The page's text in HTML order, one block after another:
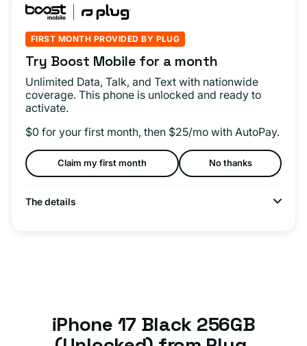
FIRST MONTH PROVIDED BY PLUG
Try Boost Mobile for a month
Unlimited Data, Talk, and Text with nationwide
coverage. This phone is unlocked and ready to
activate.
$0 for your first month, then $25/mo with AutoPay.
Claim my first month No thanks
The details
iPhone 17 Black 256GB